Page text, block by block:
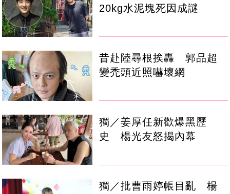
20kg水泥塊死因成謎
昔赴陸尋根挨轟 郭品超
變禿頭近照嚇壞網
獨／姜厚任新歡爆黑歷
史 楊光友怒揭內幕
獨／批曹雨婷帳目亂 楊